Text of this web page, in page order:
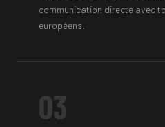
communication directe avec
européens.
03